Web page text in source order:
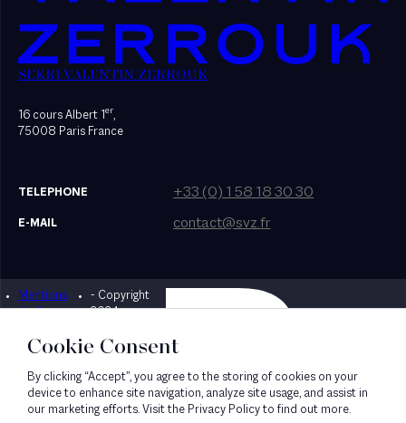
SEKRI VALENTIN ZERROUK
16 cours Albert 1er,
75008 Paris France
TELEPHONE +33 (0) 1 58 18 30 30
E-MAIL contact@svz.fr
Mentions
légales
- Copyright
2024
Designed by Bonhomme
Cookie Consent
By clicking “Accept”, you agree to the storing of cookies on your
device to enhance site navigation, analyze site usage, and assist in
our marketing efforts. Visit the Privacy Policy to find out more.